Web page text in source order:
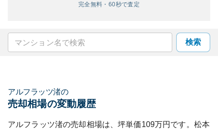
完全無料・60秒で査定
検索
アルフラッツ渚の
売却相場の変動履歴
アルフラッツ渚の売却相場は、坪単価109万円です。 松本